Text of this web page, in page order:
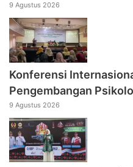
9 Agustus 2026
Konferensi
Pengembangan
9 Agustus 2026